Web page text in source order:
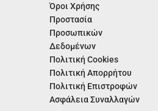
Όροι Χρήσης
Προστασία
Προσωπικών
Δεδομένων
Πολιτική Cookies
Πολιτική Απορρήτου
Πολιτική Επιστροφών
Ασφάλεια Συναλλαγών